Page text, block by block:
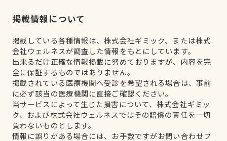
掲載情報について
掲載している各種情報は、株式会社ギミック、または株式
会社ウェルネスが調査した情報をもとにしています。
出来るだけ正確な情報掲載に努めておりますが、内容を完
全に保証するものではありません。
掲載されている医療機関へ受診を希望される場合は、事前
に必ず該当の医療機関に直接ご確認ください。
当サービスによって生じた損害について、株式会社ギミッ
ク、および株式会社ウェルネスではその賠償の責任を一切
負わないものとします。
情報に誤りがある場合には、お手数ですがお問い合わせフ